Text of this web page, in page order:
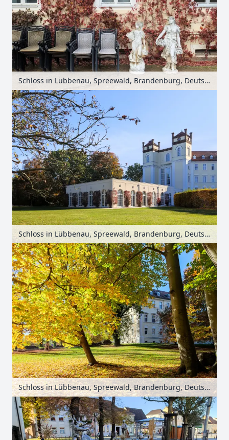
Schloss in Lübbenau, Spreewald, Brandenburg, Deutschland
Schloss in Lübbenau, Spreewald, Brandenburg, Deutschland
Schloss in Lübbenau, Spreewald, Brandenburg, Deutschland